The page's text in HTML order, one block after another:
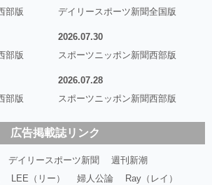
部版
デイリースポーツ新聞全国版
部版
2026.07.30
スポーツニッポン新聞西部版
部版
2026.07.28
スポーツニッポン新聞西部版
広告掲載誌リンク
デイリースポーツ新聞
週刊新潮
LEE（リー） 婦人公論
Ray（レイ）